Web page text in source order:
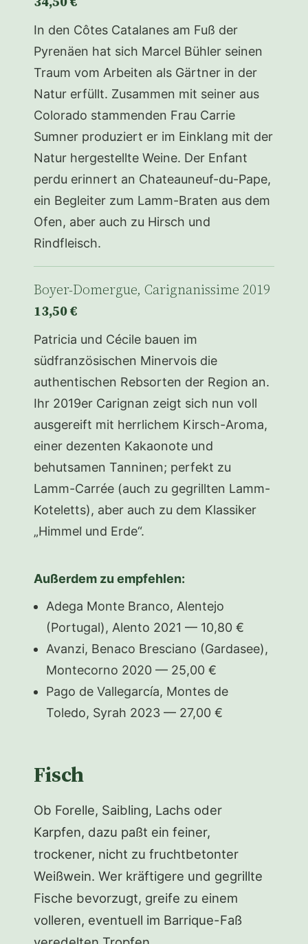
In den Côtes Catalanes am Fuß der
Pyrenäen hat sich Marcel Bühler seinen
Traum vom Arbeiten als Gärtner in der
Natur erfüllt. Zusammen mit seiner aus
Colorado stammenden Frau Carrie
Sumner produziert er im Einklang mit der
Natur hergestellte Weine. Der Enfant
perdu erinnert an Chateauneuf-du-Pape,
ein Begleiter zum Lamm-Braten aus dem
Ofen, aber auch zu Hirsch und
Rindfleisch.
Boyer-Domergue, Carignanissime 2019
13,50 €
Patricia und Cécile bauen im
südfranzösischen Minervois die
authentischen Rebsorten der Region an.
Ihr 2019er Carignan zeigt sich nun voll
ausgereift mit herrlichem Kirsch-Aroma,
einer dezenten Kakaonote und
behutsamen Tanninen; perfekt zu
Lamm-Carrée (auch zu gegrillten Lamm-
Koteletts), aber auch zu dem Klassiker
„Himmel und Erde“.
Außerdem zu empfehlen:
Adega Monte Branco, Alentejo
(Portugal), Alento 2021 — 10,80 €
Avanzi, Benaco Bresciano (Gardasee),
Montecorno 2020 — 25,00 €
Pago de Vallegarcía, Montes de
Toledo, Syrah 2023 — 27,00 €
Fisch
Ob Forelle, Saibling, Lachs oder
Karpfen, dazu paßt ein feiner,
trockener, nicht zu fruchtbetonter
Weißwein. Wer kräftigere und gegrillte
Fische bevorzugt, greife zu einem
volleren, eventuell im Barrique-Faß